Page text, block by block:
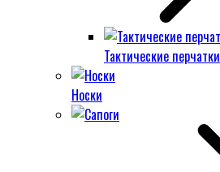
Тактические перчатки
Носки